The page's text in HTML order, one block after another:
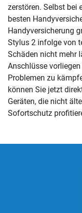
zerstören. Selbst bei
besten
Handyversicherung
Stylus 2 infolge von
Schäden nicht mehr
Anschlüsse
Problemen zu
können Sie jetzt
Geräten, die nicht
Sofortschutz